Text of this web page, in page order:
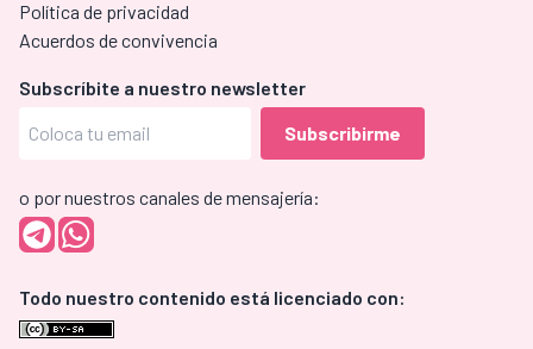
Política de privacidad
Acuerdos de convivencia
Subscríbite a nuestro newsletter
o por nuestros canales de mensajería:
Todo nuestro contenido está licenciado con: